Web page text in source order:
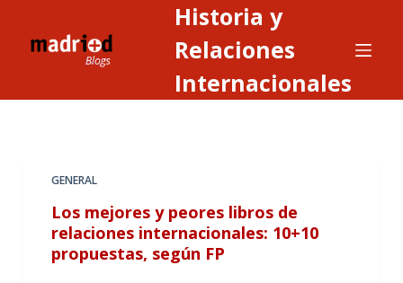
Historia y
Relaciones
Internacionales
GENERAL
Los mejores y peores libros de
relaciones internacionales: 10+10
propuestas, según FP